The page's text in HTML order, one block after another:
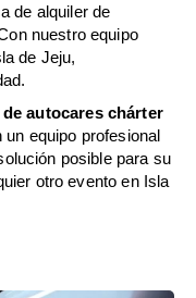
de alquiler de
nuestro equipo
de Jeju,
de autocares chárter
equipo profesional
posible para su
otro evento en Isla